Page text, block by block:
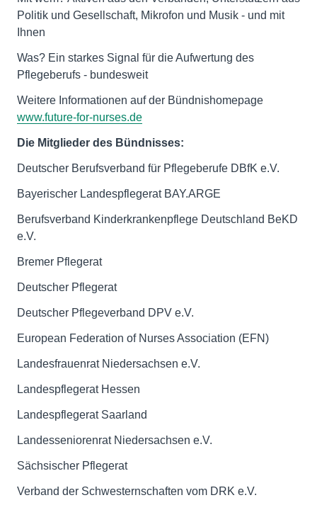
Politik und Gesellschaft, Mikrofon und Musik - und mit
Ihnen
Was? Ein starkes Signal für die Aufwertung des
Pflegeberufs - bundesweit
Weitere Informationen auf der Bündnishomepage
www.future-for-nurses.de
Die Mitglieder des Bündnisses:
Deutscher Berufsverband für Pflegeberufe DBfK e.V.
Bayerischer Landespflegerat BAY.ARGE
Berufsverband Kinderkrankenpflege Deutschland BeKD
e.V.
Bremer Pflegerat
Deutscher Pflegerat
Deutscher Pflegeverband DPV e.V.
European Federation of Nurses Association (EFN)
Landesfrauenrat Niedersachsen e.V.
Landespflegerat Hessen
Landespflegerat Saarland
Landesseniorenrat Niedersachsen e.V.
Sächsischer Pflegerat
Verband der Schwesternschaften vom DRK e.V.